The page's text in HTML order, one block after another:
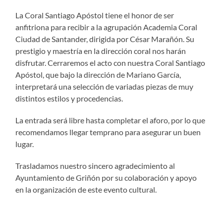
La Coral Santiago Apóstol tiene el honor de ser
anfitriona para recibir a la agrupación Academia Coral
Ciudad de Santander, dirigida por César Marañón. Su
prestigio y maestría en la dirección coral nos harán
disfrutar. Cerraremos el acto con nuestra Coral Santiago
Apóstol, que bajo la dirección de Mariano García,
interpretará una selección de variadas piezas de muy
distintos estilos y procedencias.
La entrada será libre hasta completar el aforo, por lo que
recomendamos llegar temprano para asegurar un buen
lugar.
Trasladamos nuestro sincero agradecimiento al
Ayuntamiento de Griñón por su colaboración y apoyo
en la organización de este evento cultural.